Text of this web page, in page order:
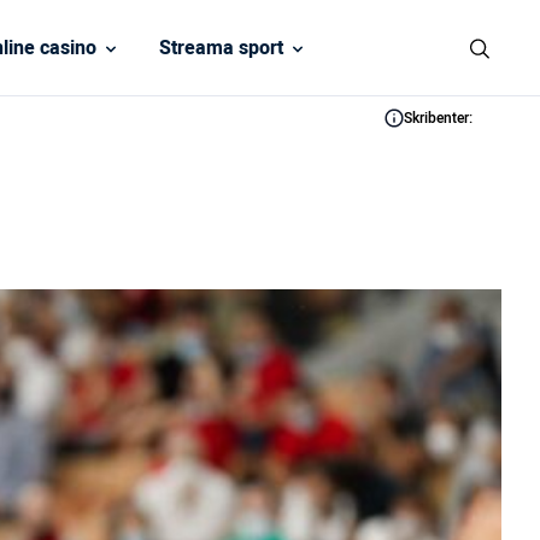
casino Streama sport
Skribenter: